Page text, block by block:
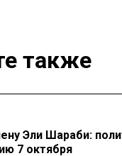
также
Эли Шараби:
7 октября